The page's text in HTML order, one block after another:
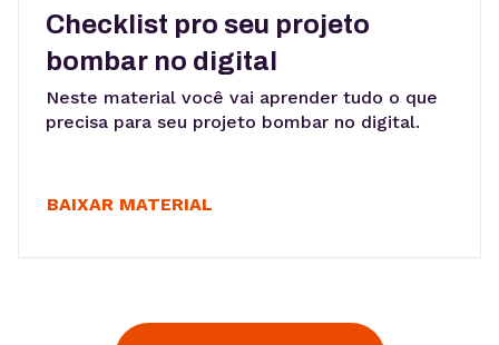
Checklist pro seu projeto
bombar no digital
Neste material você vai aprender tudo o que
precisa para seu projeto bombar no digital.
BAIXAR MATERIAL